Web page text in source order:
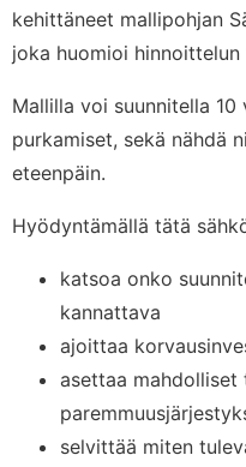
kehittäneet mallipohjan
joka huomioi hinnoittelun
Mallilla voi suunnitella
purkamiset, sekä nähdä
eteenpäin.
Hyödyntämällä tätä
katsoa onko
kannattava
ajoittaa
asettaa
selvittää miten